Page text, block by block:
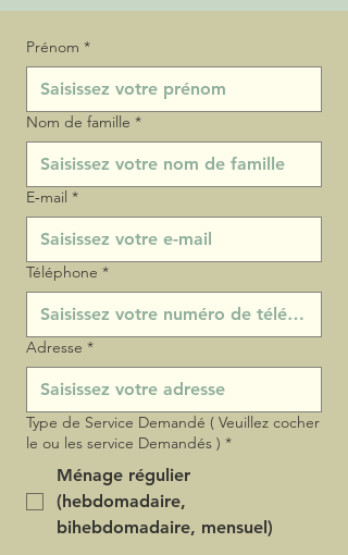
Prénom *
Nom de famille *
E‑mail *
Téléphone *
Adresse *
Type de Service Demandé ( Veuillez cocher
le ou les service Demandés ) *
Ménage régulier
(hebdomadaire,
bihebdomadaire, mensuel)